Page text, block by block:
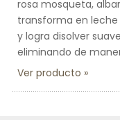
rosa mosqueta,
transforma en
y logra disolver
eliminando de
Ver producto